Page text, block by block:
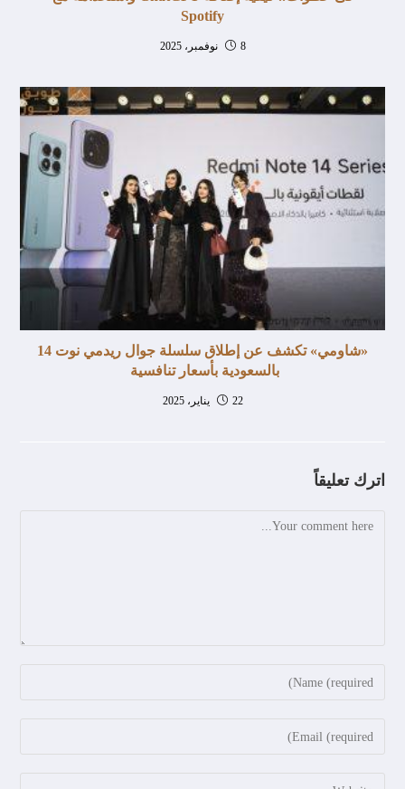
Spotify
8 نوفمبر، 2025
«شاومي» تكشف عن إطلاق سلسلة جوال ريدمي نوت 14
بالسعودية بأسعار تنافسية
22 يناير، 2025
اترك تعليقاً